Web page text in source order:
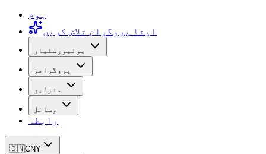
ہوم
اپنا پروگرام تلاش کریں
یونیورسٹیاں
پروگرامز
منزلیں
وسائل
رابطہ
🇨🇳CNY